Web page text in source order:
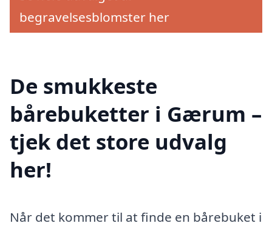
begravelsesblomster her
De smukkeste
bårebuketter i Gærum –
tjek det store udvalg
her!
Når det kommer til at finde en bårebuket i